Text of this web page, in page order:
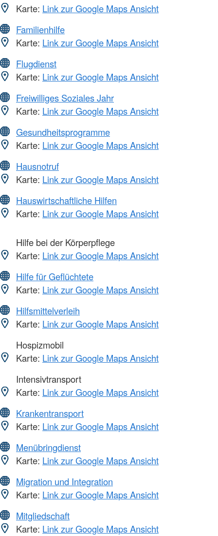
Karte: Link zur Google Maps Ansicht
Familienhilfe
Karte: Link zur Google Maps Ansicht
Flugdienst
Karte: Link zur Google Maps Ansicht
Freiwilliges Soziales Jahr
Karte: Link zur Google Maps Ansicht
Gesundheitsprogramme
Karte: Link zur Google Maps Ansicht
Hausnotruf
Karte: Link zur Google Maps Ansicht
Hauswirtschaftliche Hilfen
Karte: Link zur Google Maps Ansicht
Hilfe bei der Körperpflege
Karte: Link zur Google Maps Ansicht
Hilfe für Geflüchtete
Karte: Link zur Google Maps Ansicht
Hilfsmittelverleih
Karte: Link zur Google Maps Ansicht
Hospizmobil
Karte: Link zur Google Maps Ansicht
Intensivtransport
Karte: Link zur Google Maps Ansicht
Krankentransport
Karte: Link zur Google Maps Ansicht
Menübringdienst
Karte: Link zur Google Maps Ansicht
Migration und Integration
Karte: Link zur Google Maps Ansicht
Mitgliedschaft
Karte: Link zur Google Maps Ansicht